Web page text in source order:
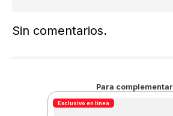
Sin comentarios.
Para complementar
Exclusivo en línea